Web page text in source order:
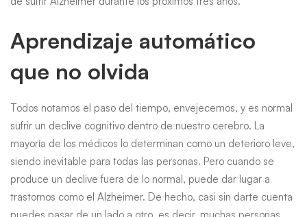
Aprendizaje automático
que no olvida
Todos notamos el paso del tiempo, envejecemos, y es normal
sufrir un declive cognitivo dentro de nuestro cerebro. La
mayoría de los médicos lo determinan como un deterioro leve,
siendo inevitable para todas las personas. Pero cuando se
produce un declive fuera de lo normal, puede dar lugar a
trastornos como el Alzheimer. De hecho, casi sin darte cuenta